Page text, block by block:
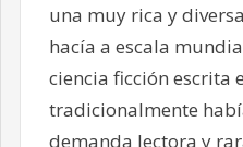
una muy rica y
hacía a escala
ciencia ficción escrita
tradicionalmente
demanda lectora y